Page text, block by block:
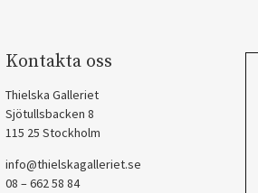
Kontakta oss
Thielska Galleriet
Sjötullsbacken 8
115 25 Stockholm
info@thielskagalleriet.se
08 – 662 58 84